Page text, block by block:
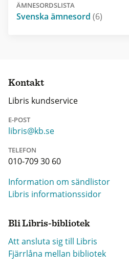
ÄMNESORDSLISTA
Svenska ämnesord (6)
Kontakt
Libris kundservice
E-POST
libris@kb.se
TELEFON
010-709 30 60
Information om sändlistor
Libris informationssidor
Bli Libris-bibliotek
Att ansluta sig till Libris
Fjärrlåna mellan bibliotek